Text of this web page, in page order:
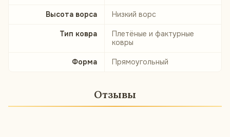
Высота ворса Низкий ворс
Тип ковра
Плетёные и фактурные
ковры
Форма Прямоугольный
Отзывы